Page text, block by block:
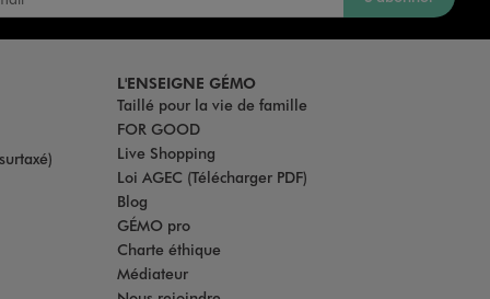
L'ENSEIGNE GÉMO
Taillé pour la vie de famille
FOR GOOD
Live Shopping
Loi AGEC (Télécharger PDF)
Blog
GÉMO pro
Charte éthique
Médiateur